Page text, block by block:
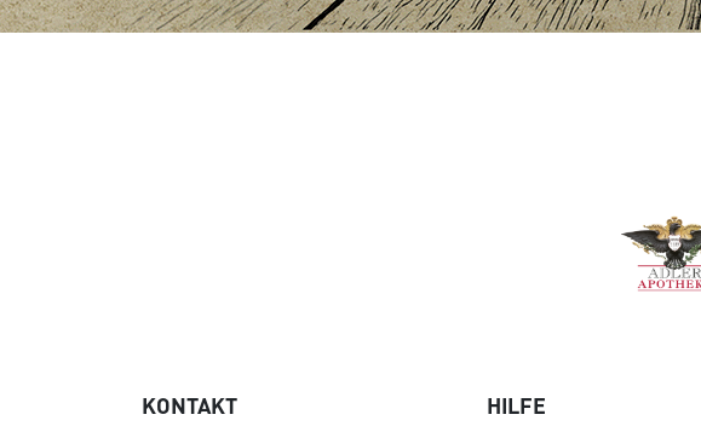
KONTAKT
HILFE